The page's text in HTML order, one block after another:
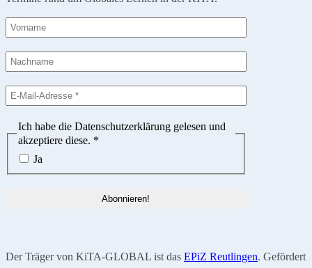
Ich habe die Datenschutzerklärung gelesen und
akzeptiere diese. *
Ja
Der Träger von KiTA-GLOBAL ist das EPiZ Reutlingen. Gefördert